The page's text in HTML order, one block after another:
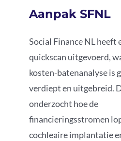
Aanpak SFNL
Social Finance NL heeft
quickscan uitgevoerd,
kosten-batenanalyse is
verdiept en uitgebreid.
onderzocht hoe de
financieringsstromen
cochleaire implantatie